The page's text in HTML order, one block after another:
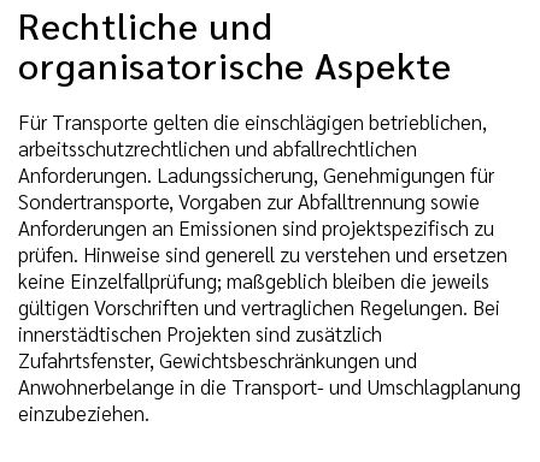
Rechtliche und
organisatorische Aspekte
Für Transporte gelten die einschlägigen betrieblichen,
arbeitsschutzrechtlichen und abfallrechtlichen
Anforderungen. Ladungssicherung, Genehmigungen für
Sondertransporte, Vorgaben zur Abfalltrennung sowie
Anforderungen an Emissionen sind projektspezifisch zu
prüfen. Hinweise sind generell zu verstehen und ersetzen
keine Einzelfallprüfung; maßgeblich bleiben die jeweils
gültigen Vorschriften und vertraglichen Regelungen. Bei
innerstädtischen Projekten sind zusätzlich
Zufahrtsfenster, Gewichtsbeschränkungen und
Anwohnerbelange in die Transport- und Umschlagplanung
einzubeziehen.